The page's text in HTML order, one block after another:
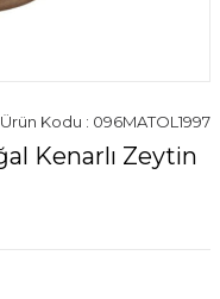
Ürün Kodu : 096MATOL1997
Kenarlı Zeytin